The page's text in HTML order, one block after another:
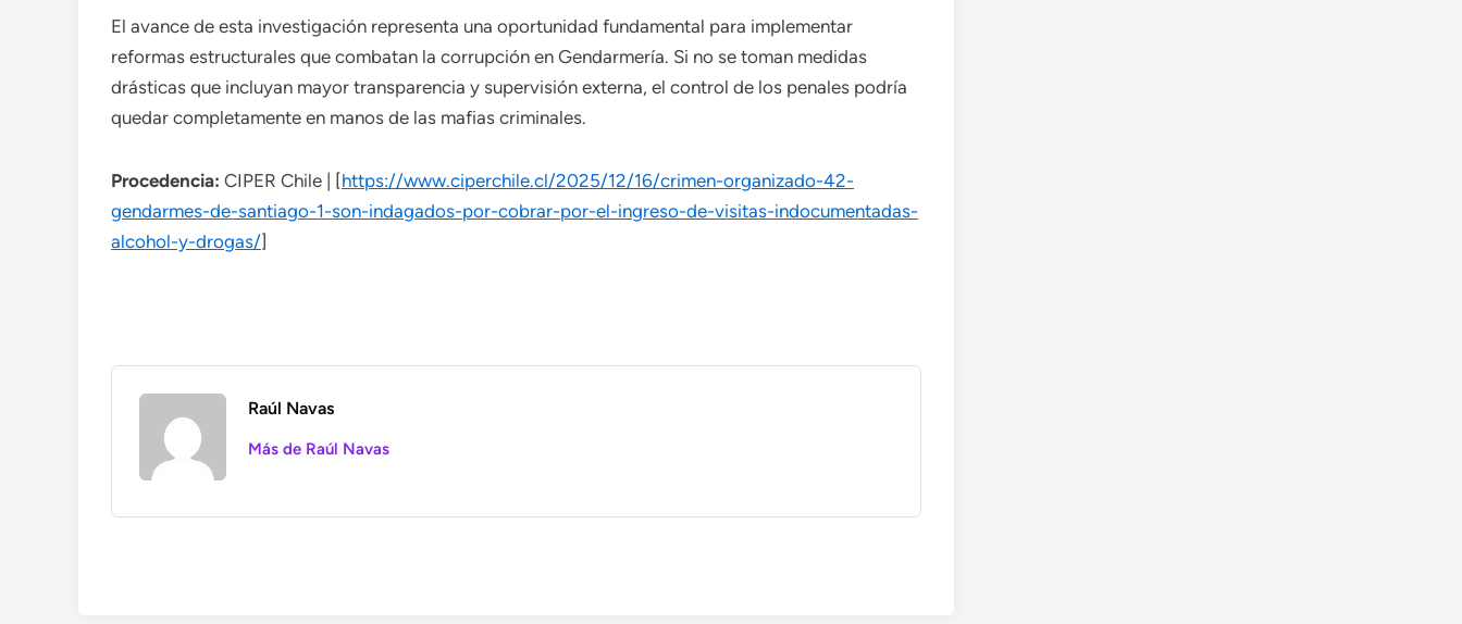
El avance de esta investigación representa una oportunidad fundamental para implementar
reformas estructurales que combatan la corrupción en Gendarmería. Si no se toman medidas
drásticas que incluyan mayor transparencia y supervisión externa, el control de los penales podría
quedar completamente en manos de las mafias criminales.
Procedencia: CIPER Chile | [https://www.ciperchile.cl/2025/12/16/crimen-organizado-42-
gendarmes-de-santiago-1-son-indagados-por-cobrar-por-el-ingreso-de-visitas-indocumentadas-
alcohol-y-drogas/]
Raúl Navas
Más de Raúl Navas